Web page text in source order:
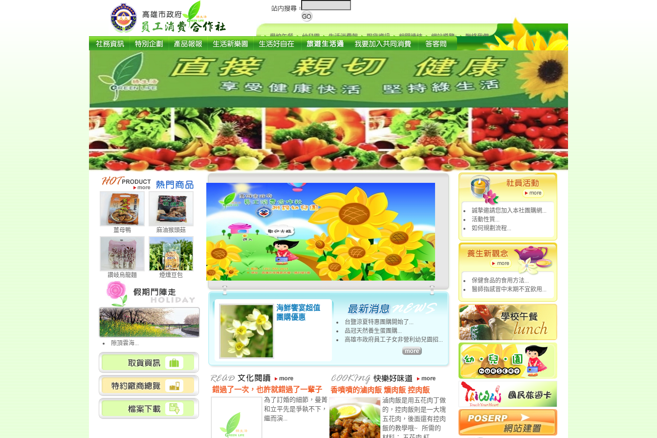
學校午餐 幼兒園 生活消費報 取貨資訊 相關連結 網站導覽 聯絡我們
薑母鴨 麻油猴頭菇
讚岐烏龍麵 煙燻豆包
隙頂雲海...
海鮮饗宴超值
團購優惠
台鹽涼夏特惠團購開始了...
品冠天然養生蛋團購...
高雄市政府員工子女非營利幼兒園招...
錯過了一次，也許就錯過了一輩子
為了訂婚的細節，曼菁
和立平先是爭執不下，
繼而演...
香噴噴的滷肉飯 爌肉飯 控肉飯
滷肉飯是用五花肉丁做
的，控肉飯則是一大塊
五花肉，後面還有控肉
飯的教學哦~ 所需的
誠摯邀請您加入本社團購網...
活動性質...
如何規劃流程...
保健食品的食用方法...
醫師指感冒中末期不宜飲用...